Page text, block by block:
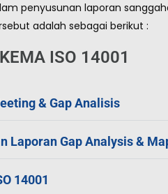
penyusunan laporan
adalah sebagai berikut :
ISO 14001
& Gap Analisis
Laporan Gap Analysis &
14001